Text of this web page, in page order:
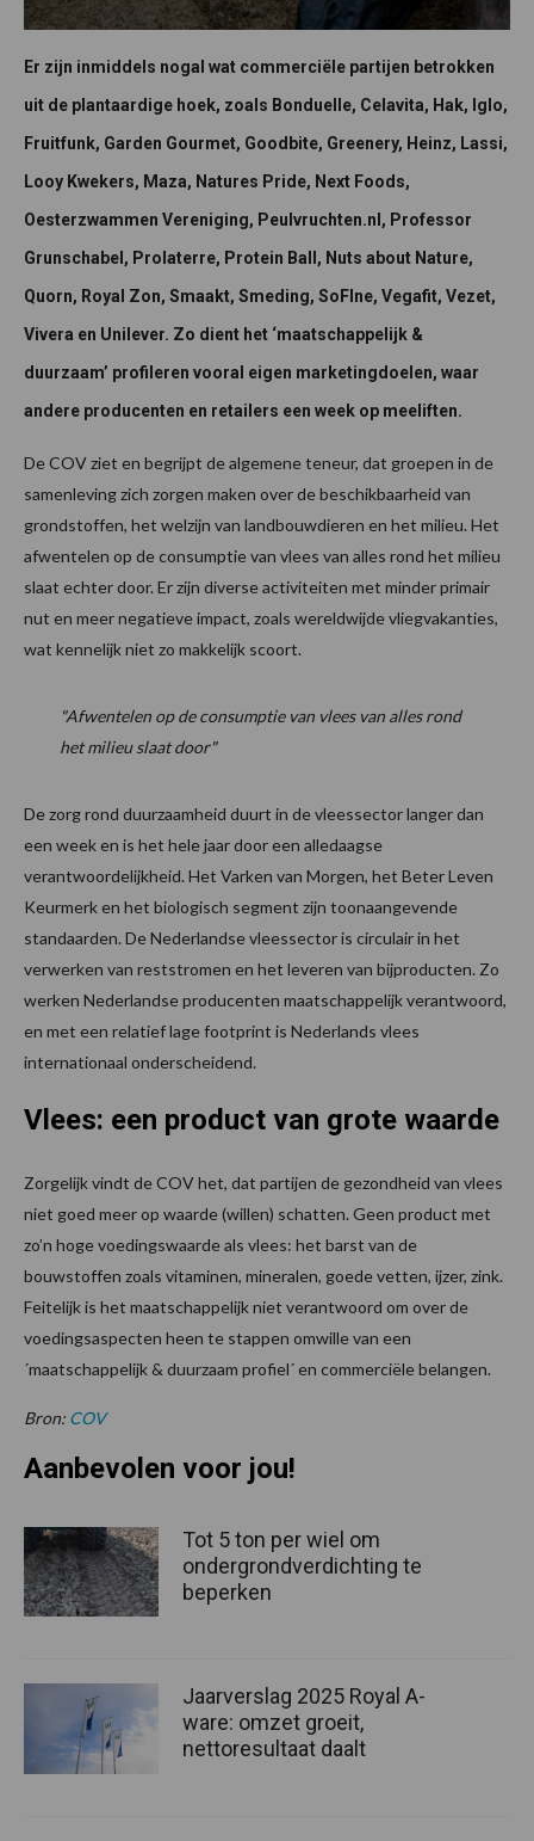
Er zijn inmiddels nogal wat commerciële partijen betrokken
uit de plantaardige hoek, zoals Bonduelle, Celavita, Hak, Iglo,
Fruitfunk, Garden Gourmet, Goodbite, Greenery, Heinz, Lassi,
Looy Kwekers, Maza, Natures Pride, Next Foods,
Oesterzwammen Vereniging, Peulvruchten.nl, Professor
Grunschabel, Prolaterre, Protein Ball, Nuts about Nature,
Quorn, Royal Zon, Smaakt, Smeding, SoFIne, Vegafit, Vezet,
Vivera en Unilever. Zo dient het ‘maatschappelijk &
duurzaam’ profileren vooral eigen marketingdoelen, waar
andere producenten en retailers een week op meeliften.
De COV ziet en begrijpt de algemene teneur, dat groepen in de
samenleving zich zorgen maken over de beschikbaarheid van
grondstoffen, het welzijn van landbouwdieren en het milieu. Het
afwentelen op de consumptie van vlees van alles rond het milieu
slaat echter door. Er zijn diverse activiteiten met minder primair
nut en meer negatieve impact, zoals wereldwijde vliegvakanties,
wat kennelijk niet zo makkelijk scoort.
"Afwentelen op de consumptie van vlees van alles rond
het milieu slaat door"
De zorg rond duurzaamheid duurt in de vleessector langer dan
een week en is het hele jaar door een alledaagse
verantwoordelijkheid. Het Varken van Morgen, het Beter Leven
Keurmerk en het biologisch segment zijn toonaangevende
standaarden. De Nederlandse vleessector is circulair in het
verwerken van reststromen en het leveren van bijproducten. Zo
werken Nederlandse producenten maatschappelijk verantwoord,
en met een relatief lage footprint is Nederlands vlees
internationaal onderscheidend.
Vlees: een product van grote waarde
Zorgelijk vindt de COV het, dat partijen de gezondheid van vlees
niet goed meer op waarde (willen) schatten. Geen product met
zo’n hoge voedingswaarde als vlees: het barst van de
bouwstoffen zoals vitaminen, mineralen, goede vetten, ijzer, zink.
Feitelijk is het maatschappelijk niet verantwoord om over de
voedingsaspecten heen te stappen omwille van een
´maatschappelijk & duurzaam profiel´ en commerciële belangen.
Bron: COV
Aanbevolen voor jou!
Tot 5 ton per wiel om
ondergrondverdichting te
beperken
Jaarverslag 2025 Royal A-
ware: omzet groeit,
nettoresultaat daalt